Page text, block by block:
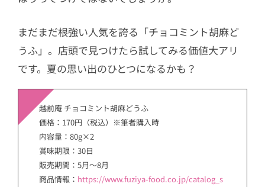
まだまだ根強い人気を誇る「チョコミント胡麻ど
うふ」。店頭で見つけたら試してみる価値大アリ
です。夏の思い出のひとつになるかも？
越前庵 チョコミント胡麻どうふ
価格：170円（税込）※筆者購入時
内容量：80g×2
賞味期限：30日
販売期間：5月〜8月
商品情報： https://www.fuziya-food.co.jp/catalog_s